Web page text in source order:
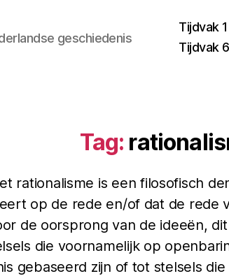
geschiedenis
Tijdvak 1
Tijdvak 6
Tag:
rationalisme is een filosofisch
op de rede en/of dat de rede
de oorsprong van de ideeën,
die voornamelijk op
gebaseerd zijn of tot stelsels